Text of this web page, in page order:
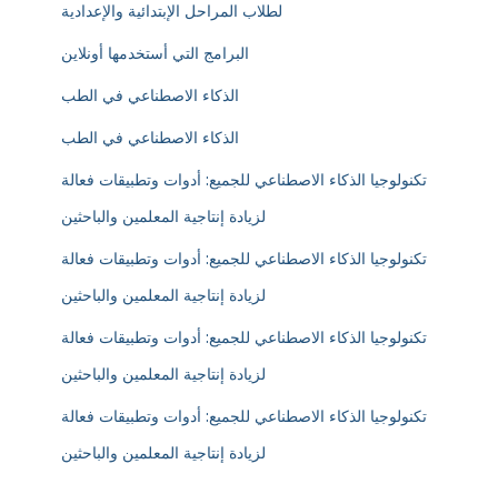
لطلاب المراحل الإبتدائية والإعدادية
البرامج التي أستخدمها أونلاين
الذكاء الاصطناعي في الطب
الذكاء الاصطناعي في الطب
تكنولوجيا الذكاء الاصطناعي للجميع: أدوات وتطبيقات فعالة
لزيادة إنتاجية المعلمين والباحثين
تكنولوجيا الذكاء الاصطناعي للجميع: أدوات وتطبيقات فعالة
لزيادة إنتاجية المعلمين والباحثين
تكنولوجيا الذكاء الاصطناعي للجميع: أدوات وتطبيقات فعالة
لزيادة إنتاجية المعلمين والباحثين
تكنولوجيا الذكاء الاصطناعي للجميع: أدوات وتطبيقات فعالة
لزيادة إنتاجية المعلمين والباحثين